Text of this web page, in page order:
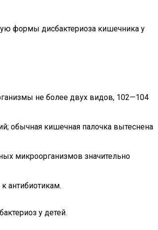
формы дисбактериоза кишечника у
не более двух видов, 102—104
обычная кишечная палочка вытеснена
микроорганизмов значительно
антибиотикам.
у детей.